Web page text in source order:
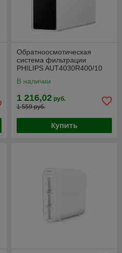
Обратноосмотическая
система фильтрации
PHILIPS AUT4030R400/10
В наличии
1 216,02 руб.
1 559 руб.
Купить